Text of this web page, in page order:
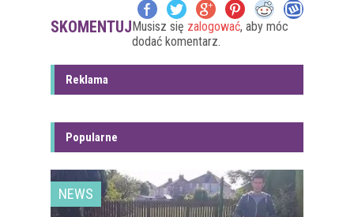
SKOMENTUJ Musisz się zalogować, aby móc
dodać komentarz.
Reklama
Popularne
NEWS